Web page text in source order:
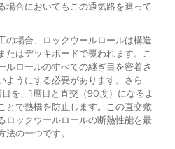
場合においてもこの通気路を遮って
の場合、ロックウールロールは構造
たはデッキボードで覆われます。こ
ルロールのすべての継ぎ目を密着さ
ようにする必要があります。さら
を、1層目と直交（90度）になるよ
とで熱橋を防止します。この直交敷
ロックウールロールの断熱性能を最
の一つです。